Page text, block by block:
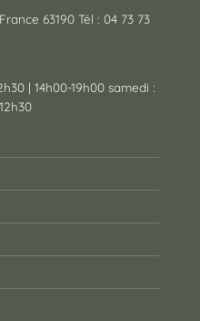
63190 Tél : 04 73 73
| 14h00-19h00 samedi :